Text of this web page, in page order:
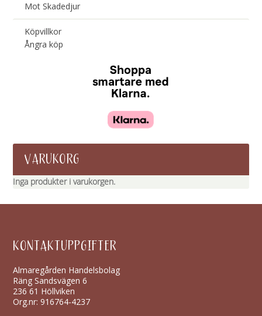
Mot Skadedjur
Köpvillkor
Ångra köp
VARUKORG
Inga produkter i varukorgen.
KONTAKTUPPGIFTER
Almaregården Handelsbolag
Räng Sandsvägen 6
236 61 Höllviken
Org.nr: 916764-4237